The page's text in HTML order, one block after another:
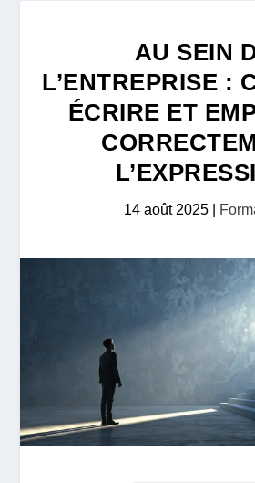
AU SEIN
L’ENTREPRISE :
ÉCRIRE ET
14 août 2025|